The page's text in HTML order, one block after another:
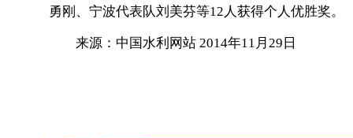
勇刚、宁波代表队刘美芬等12人获得个人优胜奖。
来源：中国水利网站 2014年11月29日